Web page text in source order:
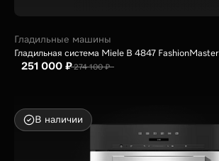
Гладильные машины
Гладильная система Miele B 4847 FashionMaster
251 000 ₽274 100 ₽
В наличии